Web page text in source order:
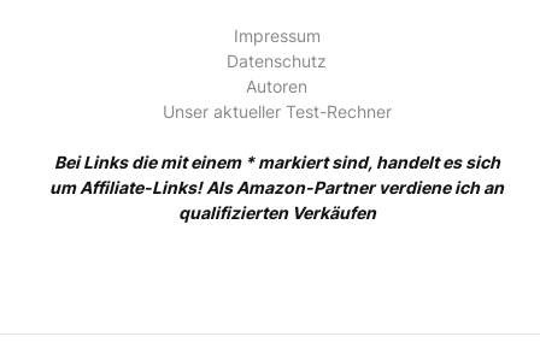
Impressum
Datenschutz
Autoren
Unser aktueller Test-Rechner
Bei Links die mit einem * markiert sind, handelt es sich
um Affiliate-Links! Als Amazon-Partner verdiene ich an
qualifizierten Verkäufen